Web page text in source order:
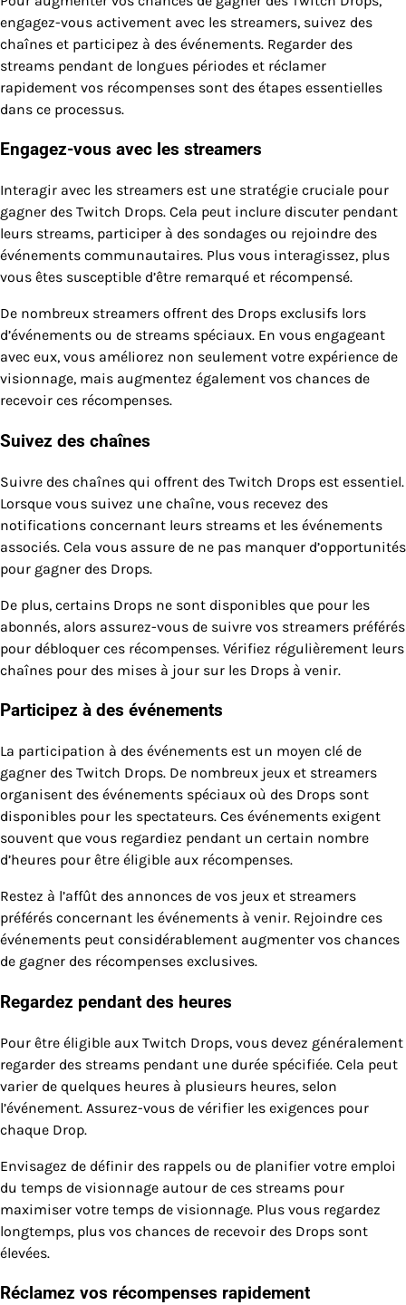
engagez-vous activement avec les streamers, suivez des
chaînes et participez à des événements. Regarder des
streams pendant de longues périodes et réclamer
rapidement vos récompenses sont des étapes essentielles
dans ce processus.
Engagez-vous avec les streamers
Interagir avec les streamers est une stratégie cruciale pour
gagner des Twitch Drops. Cela peut inclure discuter pendant
leurs streams, participer à des sondages ou rejoindre des
événements communautaires. Plus vous interagissez, plus
vous êtes susceptible d’être remarqué et récompensé.
De nombreux streamers offrent des Drops exclusifs lors
d’événements ou de streams spéciaux. En vous engageant
avec eux, vous améliorez non seulement votre expérience de
visionnage, mais augmentez également vos chances de
recevoir ces récompenses.
Suivez des chaînes
Suivre des chaînes qui offrent des Twitch Drops est essentiel.
Lorsque vous suivez une chaîne, vous recevez des
notifications concernant leurs streams et les événements
associés. Cela vous assure de ne pas manquer d’opportunités
pour gagner des Drops.
De plus, certains Drops ne sont disponibles que pour les
abonnés, alors assurez-vous de suivre vos streamers préférés
pour débloquer ces récompenses. Vérifiez régulièrement leurs
chaînes pour des mises à jour sur les Drops à venir.
Participez à des événements
La participation à des événements est un moyen clé de
gagner des Twitch Drops. De nombreux jeux et streamers
organisent des événements spéciaux où des Drops sont
disponibles pour les spectateurs. Ces événements exigent
souvent que vous regardiez pendant un certain nombre
d’heures pour être éligible aux récompenses.
Restez à l’affût des annonces de vos jeux et streamers
préférés concernant les événements à venir. Rejoindre ces
événements peut considérablement augmenter vos chances
de gagner des récompenses exclusives.
Regardez pendant des heures
Pour être éligible aux Twitch Drops, vous devez généralement
regarder des streams pendant une durée spécifiée. Cela peut
varier de quelques heures à plusieurs heures, selon
l’événement. Assurez-vous de vérifier les exigences pour
chaque Drop.
Envisagez de définir des rappels ou de planifier votre emploi
du temps de visionnage autour de ces streams pour
maximiser votre temps de visionnage. Plus vous regardez
longtemps, plus vos chances de recevoir des Drops sont
élevées.
Réclamez vos récompenses rapidement